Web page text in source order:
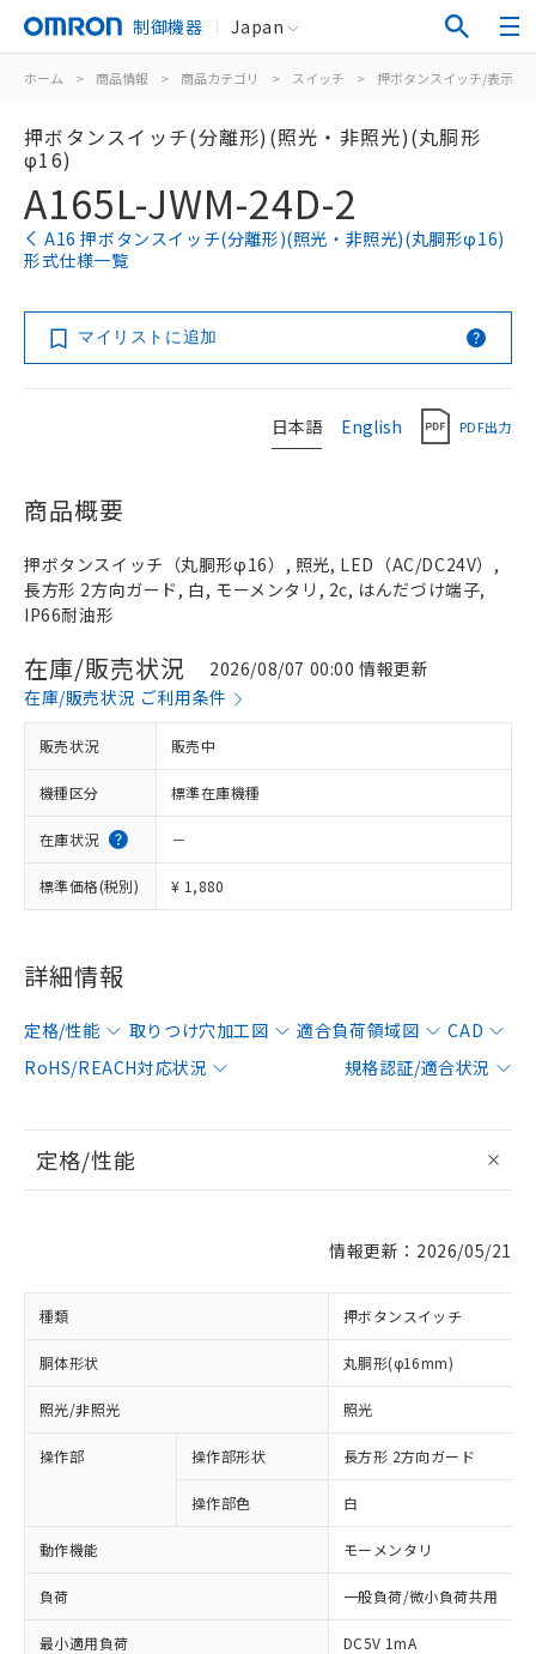
制御機器 Japan
ホーム > 商品情報 > 商品カテゴリ > スイッチ > 押ボタンスイッチ/表示灯
押ボタンスイッチ(分離形)(照光・非照光)(丸胴形
φ16)
A165L-JWM-24D-2
A16 押ボタンスイッチ(分離形)(照光・非照光)(丸胴形φ16)
形式仕様一覧
マイリストに追加
日本語 English PDF出力
商品概要
押ボタンスイッチ（丸胴形φ16）, 照光, LED（AC/DC24V）,
長方形 2方向ガード, 白, モーメンタリ, 2c, はんだづけ端子,
IP66耐油形
在庫/販売状況
2026/08/07 00:00 情報更新
在庫/販売状況 ご利用条件
販売状況 販売中
機種区分 標準在庫機種
在庫状況 －
標準価格(税別) ¥ 1,880
詳細情報
定格/性能 取りつけ穴加工図 適合負荷領域図
CAD
RoHS/REACH対応状況
規格認証/適合状況
定格/性能
情報更新：2026/05/21
種類 押ボタンスイッチ
胴体形状 丸胴形(φ16mm)
照光/非照光 照光
操作部 操作部形状 長方形 2方向ガード
操作部色 白
動作機能 モーメンタリ
負荷 一般負荷/微小負荷共用
最小適用負荷 DC5V 1mA